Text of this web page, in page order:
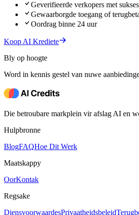
Geverifieerde verkopers met
Gewaarborgde toegang of
Oordrag binne 24 uur
Koop AI Krediete
Bly op hoogte
Word in kennis gestel van nuwe
Die betroubare markplein vir afslag AI en
Hulpbronne
BlogFAQHoe Dit Werk
Maatskappy
OorKontak
Regsake
DiensvoorwaardesPrivaatheidsbeleid